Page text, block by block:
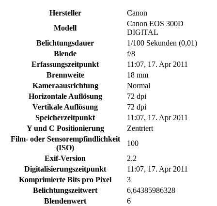
Hersteller
Canon
Modell
Canon EOS 300D
DIGITAL
Belichtungsdauer
1/100 Sekunden (0,01)
Blende
f/8
Erfassungszeitpunkt
11:07, 17. Apr 2011
Brennweite
18 mm
Kameraausrichtung
Normal
Horizontale Auflösung
72 dpi
Vertikale Auflösung
72 dpi
Speicherzeitpunkt
11:07, 17. Apr 2011
Y und C Positionierung
Zentriert
Film- oder Sensorempfindlichkeit
(ISO)
100
Exif-Version
2.2
Digitalisierungszeitpunkt
11:07, 17. Apr 2011
Komprimierte Bits pro Pixel
3
Belichtungszeitwert
6,64385986328
Blendenwert
6